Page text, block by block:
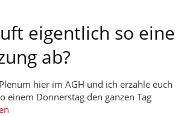
eigentlich so eine
ab?
hier im AGH und ich erzähle euch
einem Donnerstag den ganzen Tag